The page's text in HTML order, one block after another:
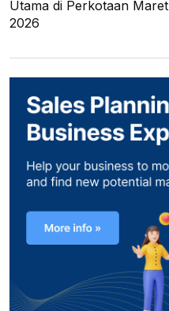
Utama di Perkotaan Maret
2026